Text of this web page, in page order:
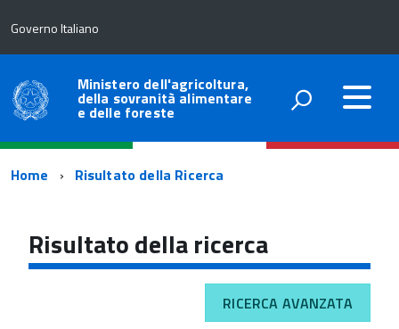
Governo Italiano
Ministero dell'agricoltura,
della sovranità alimentare
e delle foreste
Percorso
navigazione
Home Risultato della Ricerca
Risultato della ricerca
RICERCA AVANZATA